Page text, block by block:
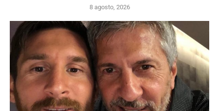
8 agosto, 2026